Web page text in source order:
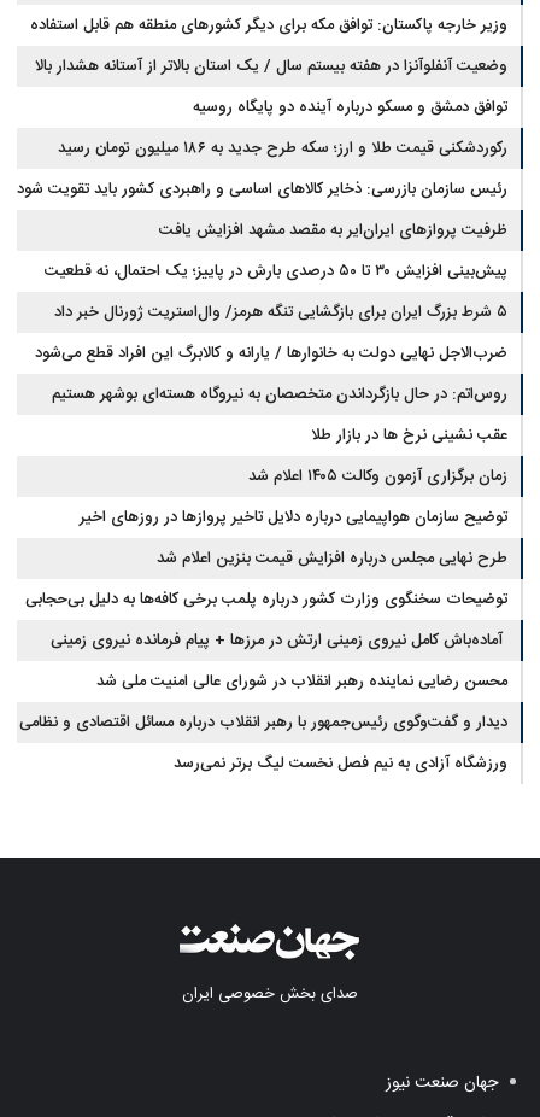
وزیر خارجه پاکستان: توافق مکه برای دیگر کشورهای منطقه هم قابل استفاده
است
وضعیت آنفلوآنزا در هفته بیستم سال / یک استان بالاتر از آستانه هشدار بالا
توافق دمشق و مسکو درباره آینده دو پایگاه روسیه
رکوردشکنی قیمت طلا و ارز؛ سکه طرح جدید به ۱۸۶ میلیون تومان رسید
رئیس سازمان بازرسی: ذخایر کالاهای اساسی و راهبردی کشور باید تقویت شود
ظرفیت پروازهای ایران‌ایر به مقصد مشهد افزایش یافت
پیش‌بینی افزایش ۳۰ تا ۵۰ درصدی بارش در پاییز؛ یک احتمال، نه قطعیت
۵ شرط بزرگ ایران برای بازگشایی تنگه هرمز/ وال‌استریت ژورنال خبر داد
ضرب‌الاجل نهایی دولت به خانوارها / یارانه و کالابرگ این افراد قطع می‌شود
روس‌اتم: در حال بازگرداندن متخصصان به نیروگاه هسته‌ای بوشهر هستیم
عقب نشینی نرخ ها در بازار طلا
زمان برگزاری آزمون وکالت ۱۴۰۵ اعلام شد
توضیح سازمان هواپیمایی درباره دلایل تاخیر پروازها در روزهای اخیر
طرح نهایی مجلس درباره افزایش قیمت بنزین اعلام شد
توضیحات سخنگوی وزارت کشور درباره پلمب برخی کافه‌ها به دلیل بی‌حجابی
آماده‌باش کامل نیروی زمینی ارتش در مرزها + پیام فرمانده نیروی زمینی
ارتش
محسن رضایی نماینده رهبر انقلاب در شورای عالی امنیت ملی شد
دیدار و گفت‌وگوی رئیس‌جمهور با رهبر انقلاب درباره مسائل اقتصادی و نظامی
کشور
ورزشگاه آزادی به نیم فصل نخست لیگ برتر نمی‌رسد
صدای بخش خصوصی ایران
جهان صنعت نیوز